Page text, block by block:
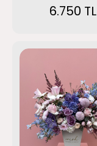
6.750 TL